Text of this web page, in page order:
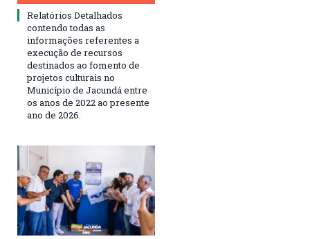
Relatórios Detalhados
contendo todas as
informações referentes a
execução de recursos
destinados ao fomento de
projetos culturais no
Município de Jacundá entre
os anos de 2022 ao presente
ano de 2026.